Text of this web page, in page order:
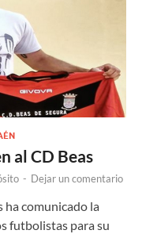
al CD Beas
- Dejar un comentario
ha comunicado la
futbolistas para su